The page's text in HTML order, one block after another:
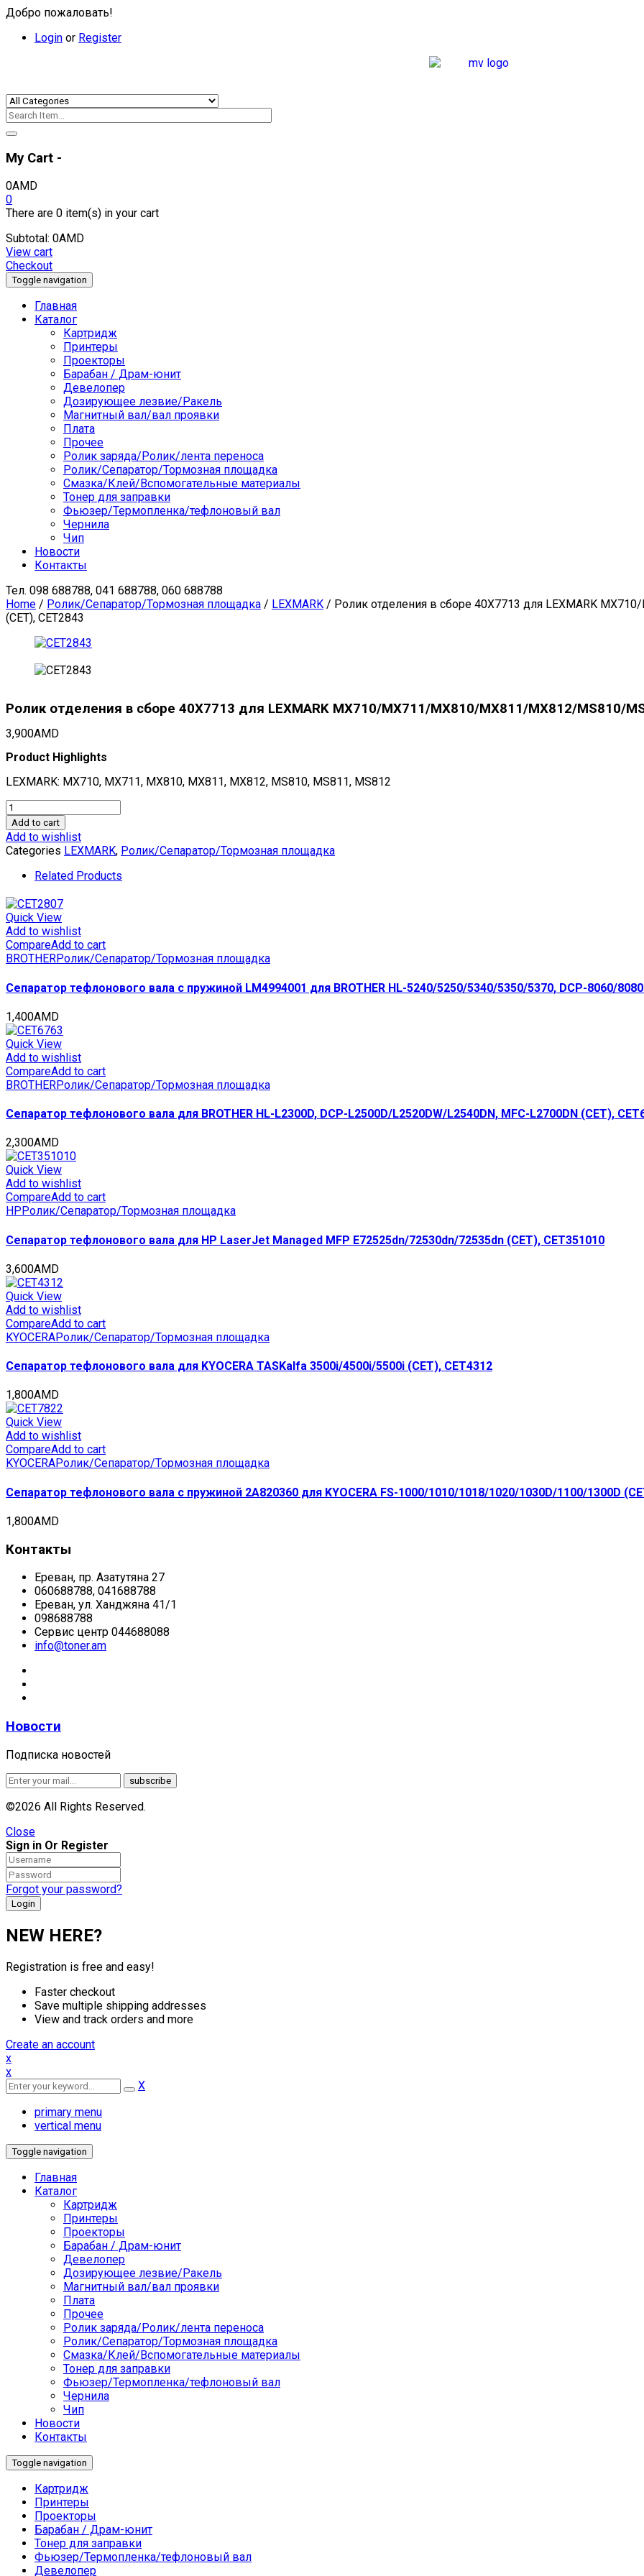
Добро пожаловать!
Login or Register
My Cart -
0AMD
0
There are 0 item(s) in your cart
Subtotal: 0AMD
View cart
Checkout
Toggle navigation
Главная
Каталог
Картридж
Принтеры
Проекторы
Барабан / Драм-юнит
Девелопер
Дозирующее лезвие/Ракель
Магнитный вал/вал проявки
Плата
Прочее
Ролик заряда/Ролик/лента переноса
Ролик/Сепаратор/Тормозная площадка
Смазка/Клей/Вспомогательные материалы
Тонер для заправки
Фьюзер/Термопленка/тефлоновый вал
Чернила
Чип
Новости
Контакты
Тел. 098 688788, 041 688788, 060 688788
Home / Ролик/Сепаратор/Тормозная площадка / LEXMARK / Ролик отделения в сборе 40X7713 для LEXMARK
(CET), CET2843
Ролик отделения в сборе 40X7713 для LEXMARK MX710/MX711/MX810/MX811/MX812/MS810/
3,900AMD
Product Highlights
LEXMARK: MX710, MX711, MX810, MX811, MX812, MS810, MS811, MS812
Ролик
отделения
в
сборе
40X7713
для
MX710/MX711/MX810/MX811/MX812/MS810/MS811/MS812
(CET),
CET2843
quantity
Add to cart
Add to wishlist
Categories LEXMARK, Ролик/Сепаратор/Тормозная площадка
Related Products
Quick View
Add to wishlist
CompareAdd to cart
BROTHERРолик/Сепаратор/Тормозная площадка
Сепаратор тефлонового вала с пружиной LM4994001 для BROTHER HL-5240/5250/5340/5350/5370, DCP-8060/
1,400AMD
Quick View
Add to wishlist
CompareAdd to cart
BROTHERРолик/Сепаратор/Тормозная площадка
Сепаратор тефлонового вала для BROTHER HL-L2300D, DCP-L2500D/L2520DW/L2540DN, MFC-L2700DN (CET),
2,300AMD
Quick View
Add to wishlist
CompareAdd to cart
HP Ролик/Сепаратор/Тормозная площадка
Сепаратор тефлонового вала для HP LaserJet Managed MFP E72525dn/72530dn/72535dn (CET), CET351010
3,600AMD
Quick View
Add to wishlist
CompareAdd to cart
KYOCERAРолик/Сепаратор/Тормозная площадка
Сепаратор тефлонового вала для KYOCERA TASKalfa 3500i/4500i/5500i (CET), CET4312
1,800AMD
Quick View
Add to wishlist
CompareAdd to cart
KYOCERAРолик/Сепаратор/Тормозная площадка
Сепаратор тефлонового вала с пружиной 2A820360 для KYOCERA FS-1000/1010/1018/1020/1030D/1100/1300D
1,800AMD
Контакты
Ереван, пр. Азатутяна 27
060688788, 041688788
Ереван, ул. Ханджяна 41/1
098688788
Сервис центр 044688088
info@toner.am
Новости
Подписка новостей
©2026 All Rights Reserved.
Close
Sign in Or Register
Forgot your password?
NEW HERE?
Registration is free and easy!
Faster checkout
Save multiple shipping addresses
View and track orders and more
Create an account
x
x
X
primary menu
vertical menu
Toggle navigation
Главная
Каталог
Картридж
Принтеры
Проекторы
Барабан / Драм-юнит
Девелопер
Дозирующее лезвие/Ракель
Магнитный вал/вал проявки
Плата
Прочее
Ролик заряда/Ролик/лента переноса
Ролик/Сепаратор/Тормозная площадка
Смазка/Клей/Вспомогательные материалы
Тонер для заправки
Фьюзер/Термопленка/тефлоновый вал
Чернила
Чип
Новости
Контакты
Toggle navigation
Картридж
Принтеры
Проекторы
Барабан / Драм-юнит
Тонер для заправки
Фьюзер/Термопленка/тефлоновый вал
Девелопер